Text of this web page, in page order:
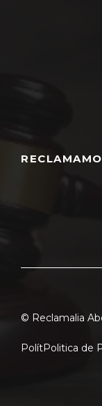
© Reclamalia
PolítPolitica de